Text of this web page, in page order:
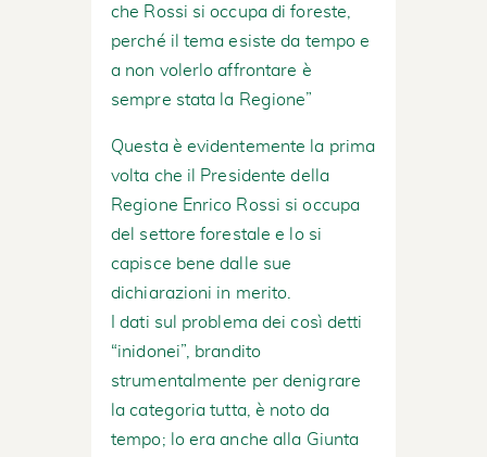
che Rossi si occupa di foreste,
perché il tema esiste da tempo e
a non volerlo affrontare è
sempre stata la Regione”
Questa è evidentemente la prima
volta che il Presidente della
Regione Enrico Rossi si occupa
del settore forestale e lo si
capisce bene dalle sue
dichiarazioni in merito.
I dati sul problema dei così detti
“inidonei”, brandito
strumentalmente per denigrare
la categoria tutta, è noto da
tempo; lo era anche alla Giunta